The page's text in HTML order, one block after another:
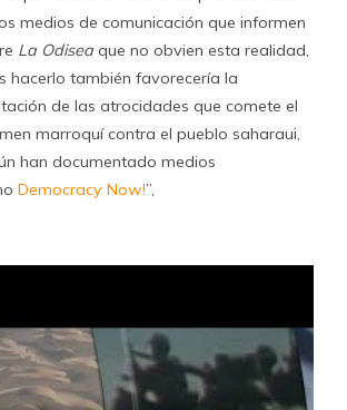
medios de comunicación que informen
La Odiseaque no obvien esta realidad,
hacerlo también favorecería la
de las atrocidades que comete el
marroquí contra el pueblo saharaui,
han documentado medios
Democracy Now!”,